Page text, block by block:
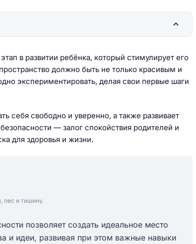
в развитии ребёнка, который стимулирует его
должно быть не только красивым и
экспериментировать, делая свои первые шаги
себя свободно и уверенно, а также развивает
— залог спокойствия родителей и
для здоровья и жизни.
лес и тишину.
позволяет создать идеальное место
и идеи, развивая при этом важные навыки